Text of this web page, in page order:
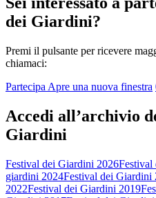
dei Giardini?
Premi il pulsante per ricevere
chiamaci:
Partecipa Apre una nuova finestra
Accedi all’archivio
Giardini
Festival dei Giardini 2026Festival
giardini 2024Festival dei Giardini
2022Festival dei Giardini 2019